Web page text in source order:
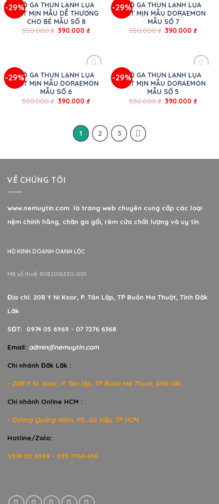
-29%BỘ GA THUN LẠNH LỤA
MÁT MỊN MẪU DỄ THƯƠNG
CHO BÉ MẪU SỐ 8
550.000₫ 390.000₫
-29%BỘ GA THUN LẠNH LỤA
MÁT MỊN MẪU DORAEMON
MẪU SỐ 7
550.000₫ 390.000₫
-29%BỘ GA THUN LẠNH LỤA
MÁT MỊN MẪU DORAEMON
MẪU SỐ 6
550.000₫ 390.000₫
-29%BỘ GA THUN LẠNH LỤA
MÁT MỊN MẪU DORAEMON
MẪU SỐ 5
550.000₫ 390.000₫
1 2 3
VỀ CHÚNG TÔI
www.nemuytin.com là trang web chuyên cung cấp các loại
nệm chính hãng, chăn ga gối, rèm cửa chất lượng và uy tín.
HỘ KINH DOANH OANH LỘC
Mã số thuế: 8082016330-001
Địa chỉ: 20B Y Ni Ksor, P. Tân Lập, TP Buôn Ma Thuột, Tỉnh Đăk
Lăk
SĐT: 0974 05 6969 - 07 7276 6368
Email: admin@nemuytin.com
Chi nhánh Đăk Lăk :
- 20B Y Ni Ksor, P. Tân lập, TP Buôn Ma Thuột, Đăk lăk
Chi nhánh Online HCM :
- Dương Quảng Hàm, P5, Gò Vấp, TP HCM
Hotline/Zalo:
0974 05 6969 - 093 7766 436